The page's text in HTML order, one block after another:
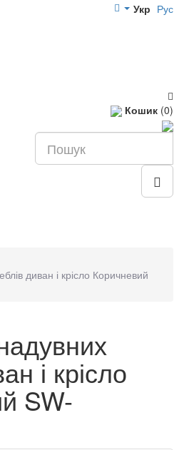
Укр Рус
Кошик (0)
диван і крісло Коричневий
і крісло
SW-